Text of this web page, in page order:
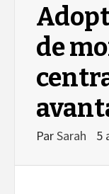
de
ParSarah 5